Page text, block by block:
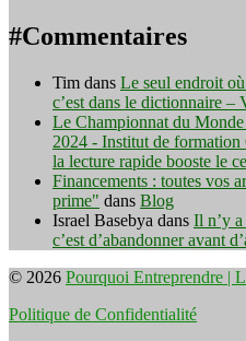
#Commentaires
Tim dans Le seul endroit
c’est dans le dictionnaire –
Le Championnat du
2024 - Institut de formation
la lecture rapide booste le
Financements : toutes vos
prime" dans Blog
Israel Basebya dans Il n’y a
c’est d’abandonner avant
© 2026 Pourquoi Entreprendre |
Politique de Confidentialité